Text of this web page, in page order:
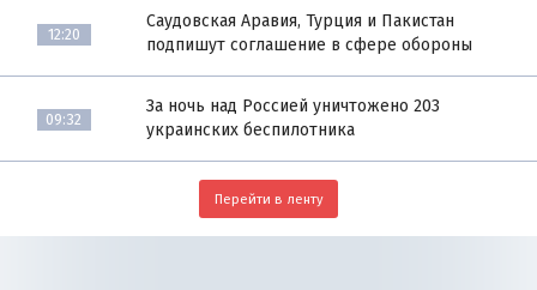
12:20
Саудовская Аравия, Турция и Пакистан
подпишут соглашение в сфере обороны
09:32
За ночь над Россией уничтожено 203
украинских беспилотника
Перейти в ленту